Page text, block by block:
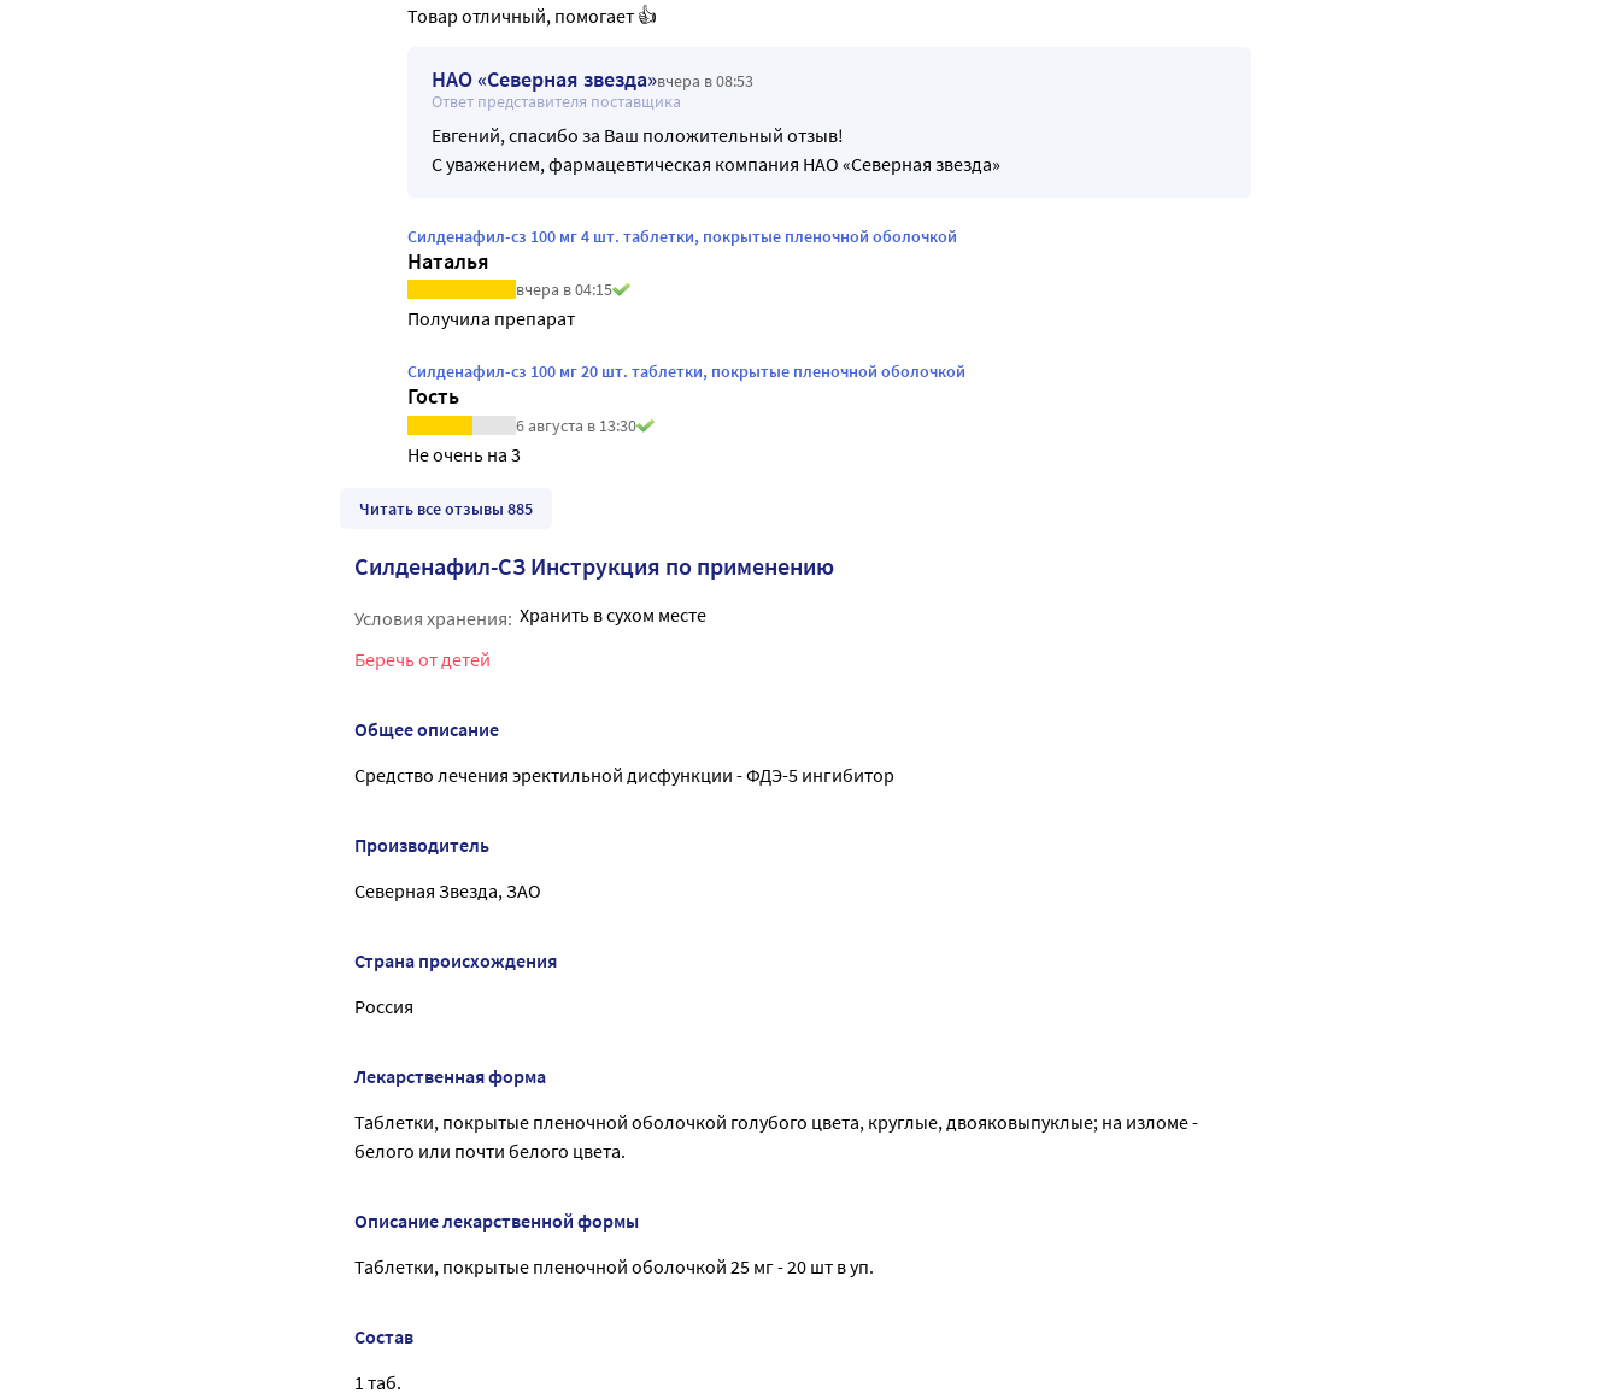
Товар отличный, помогает 👍
НАО «Северная звезда»вчера в 08:53
Ответ представителя поставщика
Евгений, спасибо за Ваш положительный отзыв!
С уважением, фармацевтическая компания НАО «Северная звезда»
Силденафил-сз 100 мг 4 шт. таблетки, покрытые пленочной оболочкой
Наталья
вчера в 04:15
Получила препарат
Силденафил-сз 100 мг 20 шт. таблетки, покрытые пленочной оболочкой
Гость
6 августа в 13:30
Не очень на 3
Читать все отзывы 885
Силденафил-СЗ Инструкция по применению
Условия хранения: Хранить в сухом месте
Беречь от детей
Общее описание
Средство лечения эректильной дисфункции - ФДЭ-5 ингибитор
Производитель
Северная Звезда, ЗАО
Страна происхождения
Россия
Лекарственная форма
Таблетки, покрытые пленочной оболочкой голубого цвета, круглые, двояковыпуклые; на изломе -
белого или почти белого цвета.
Описание лекарственной формы
Таблетки, покрытые пленочной оболочкой 25 мг - 20 шт в уп.
Состав
1 таб.